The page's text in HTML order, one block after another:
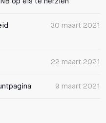
30 maart 2021
22 maart 2021
9 maart 2021